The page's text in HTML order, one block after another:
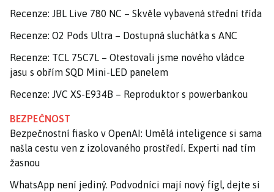
Recenze: JBL Live 780 NC – Skvěle vybavená střední třída
Recenze: O2 Pods Ultra – Dostupná sluchátka s ANC
Recenze: TCL 75C7L – Otestovali jsme nového vládce
jasu s obřím SQD Mini-LED panelem
Recenze: JVC XS-E934B – Reproduktor s powerbankou
BEZPEČNOST
Bezpečnostní fiasko v OpenAI: Umělá inteligence si sama
našla cestu ven z izolovaného prostředí. Experti nad tím
žasnou
WhatsApp není jediný. Podvodníci mají nový fígl, dejte si